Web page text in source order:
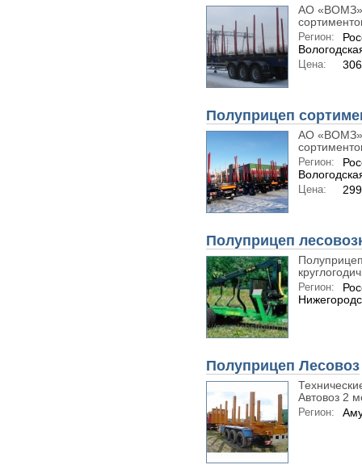
АО «ВОМЗ»
Регион:
Цена:
Полуприцеп
АО «ВОМЗ»
Регион:
Цена:
Полуприцеп
Регион:
Полуприцеп Лесовоз
Автовоз 2
Регион: